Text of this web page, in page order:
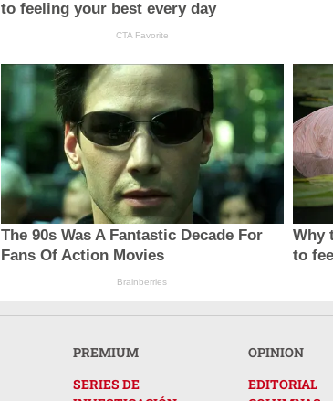
to feeling your best every day
CTA Favorite
The 90s Was A Fantastic Decade For
Fans Of Action Movies
Brainberries
Why
to
PREMIUM
SERIES DE
OPINION
EDITORIAL